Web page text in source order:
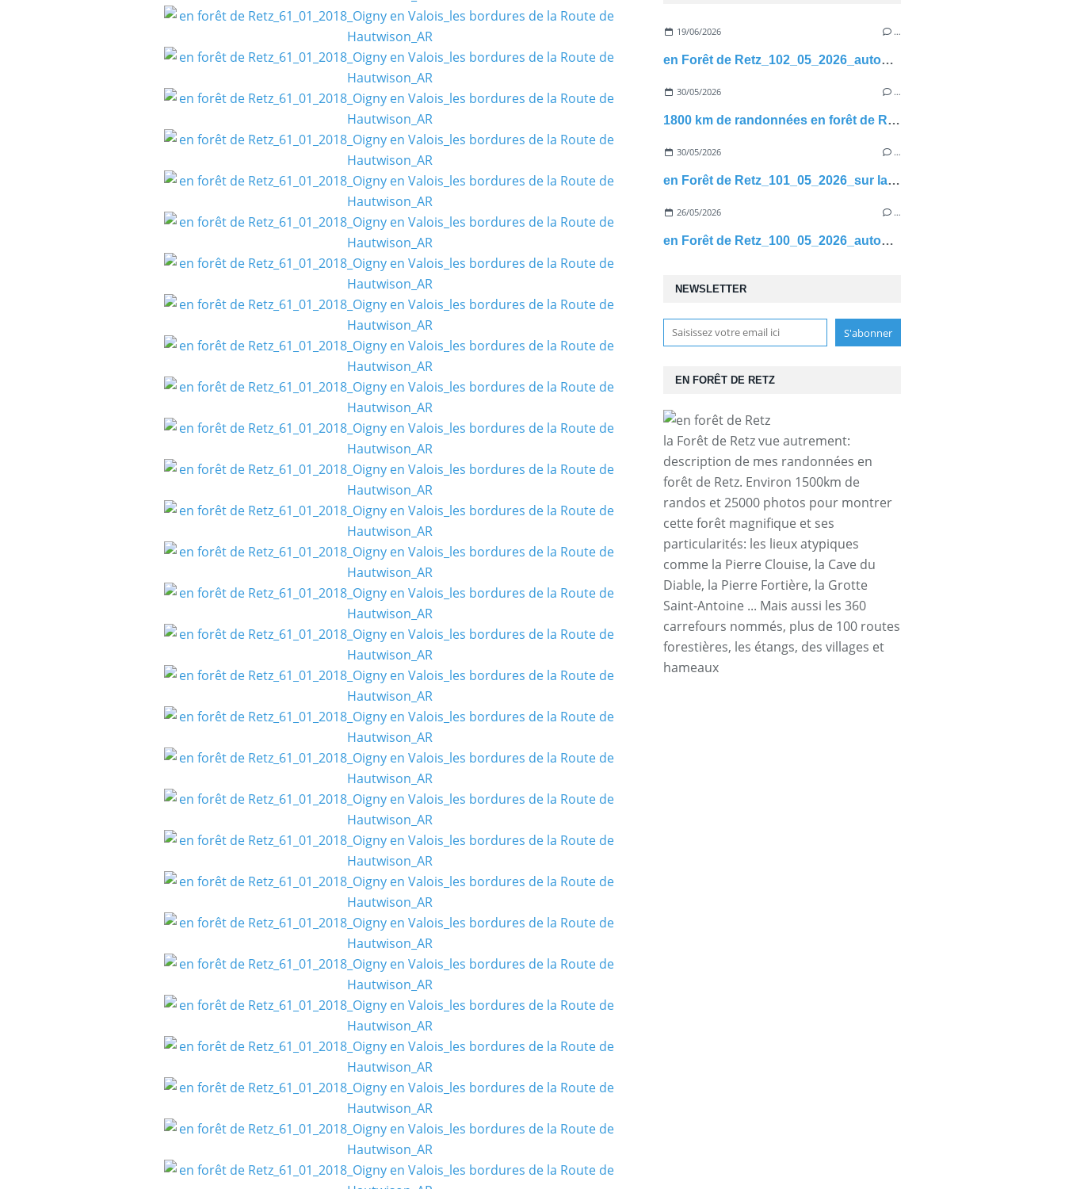
NEWSLETTER
EN FORÊT DE RETZ
la Forêt de Retz vue autrement:
description de mes randonnées en
forêt de Retz. Environ 1500km de
randos et 25000 photos pour montrer
cette forêt magnifique et ses
particularités: les lieux atypiques
comme la Pierre Clouise, la Cave du
Diable, la Pierre Fortière, la Grotte
Saint-Antoine ... Mais aussi les 360
carrefours nommés, plus de 100 routes
forestières, les étangs, des villages et
hameaux
19/06/2026 …
en Forêt de Retz_102_05_2026_autour des Têtes Salmon et de la Tour Réaumont
30/05/2026 …
1800 km de randonnées en forêt de Retz
30/05/2026 …
en Forêt de Retz_101_05_2026_sur la Route des Briolles et la Route de Hautwison
26/05/2026 …
en Forêt de Retz_100_05_2026_autour du Margenois et du Pré Gueux